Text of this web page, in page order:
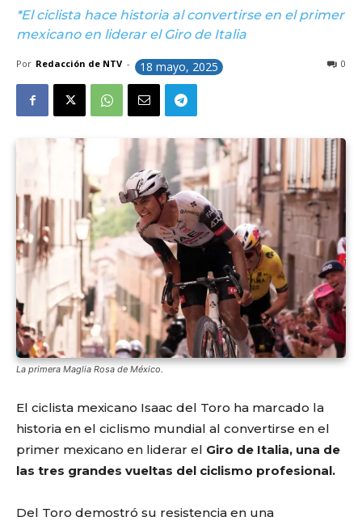
*El ciclista hace historia al convertirse en el primer
mexicano en liderar el Giro de Italia
Por Redacción de NTV - 18 mayo, 2025 0
La primera Maglia Rosa de México.
El ciclista mexicano Isaac del Toro ha marcado la
historia en el ciclismo mundial al convertirse en el
primer mexicano en liderar el Giro de Italia, una de
las tres grandes vueltas del ciclismo profesional.
Del Toro demostró su resistencia en una